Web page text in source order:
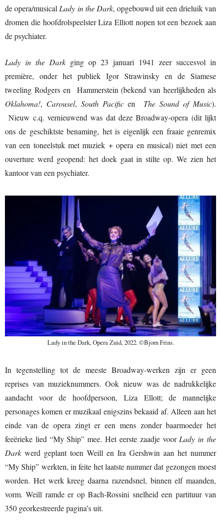
de opera/musical Lady in the Dark, opgebouwd uit een drieluik van
dromen die hoofdrolspeelster Liza Elliott nopen tot een bezoek aan
de psychiater.
Lady in the Dark ging op 23 januari 1941 zeer succesvol in
première, onder het publiek Igor Strawinsky en de Siamese
tweeling Rodgers en Hammerstein (bekend van heerlijkheden als
Oklahoma!, Carousel, South Pacific en The Sound of Music).
Nieuw c.q. vernieuwend was dat deze Broadway-opera (dit lijkt
ons de geschiktste benaming, het is eigenlijk een fraaie genremix
van een toneelstuk met muziek + opera en musical) niet met een
ouverture werd geopend: het doek gaat in stilte op. We zien het
kantoor van een psychiater.
Lady in the Dark, Opera Zuid, 2022. ©Bjorn Frins.
In tegenstelling tot de meeste Broadway-werken zijn er geen
reprises van muzieknummers. Ook nieuw was de nadrukkelijke
aandacht voor de hoofdpersoon, Liza Ellott; de mannelijke
personages komen er muzikaal enigszins bekaaid af. Alleen aan het
einde van de opera zingt er een mens zonder baarmoeder het
feeërieke lied “My Ship” mee. Het eerste zaadje voor Lady in the
Dark werd geplant toen Weill en Ira Gershwin aan het nummer
“My Ship” werkten, in feite het laatste nummer dat gezongen moest
worden. Het werk kreeg daarna razendsnel, binnen elf maanden,
vorm. Weill ramde er op Bach-Rossini snelheid een partituur van
350 georkestreerde pagina’s uit.